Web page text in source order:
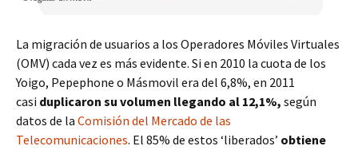
La migración de usuarios a los Operadores Móviles Virtuales
(OMV) cada vez es más evidente. Si en 2010 la cuota de los
Yoigo, Pepephone o Másmovil era del 6,8%, en 2011
casi duplicaron su volumen llegando al 12,1%, según
datos de la Comisión del Mercado de las
Telecomunicaciones. El 85% de estos ‘liberados’ obtiene